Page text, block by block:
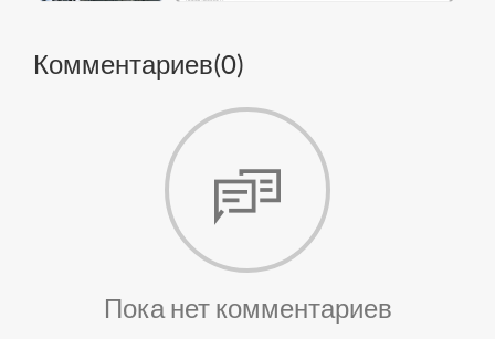
Комментариев(0)
Пока нет комментариев